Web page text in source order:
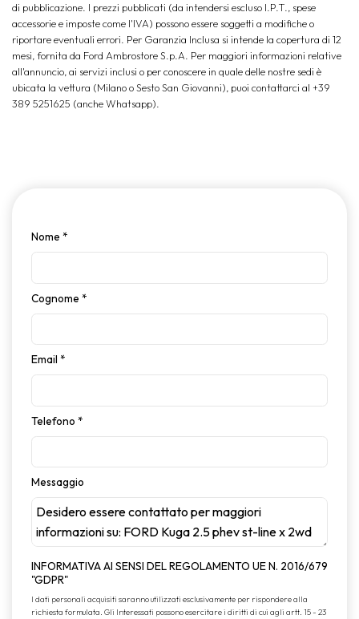
di pubblicazione. I prezzi pubblicati (da intendersi escluso I.P.T., spese
accessorie e imposte come l'IVA) possono essere soggetti a modifiche o
riportare eventuali errori. Per Garanzia Inclusa si intende la copertura di 12
mesi, fornita da Ford Ambrostore S.p.A. Per maggiori informazioni relative
all'annuncio, ai servizi inclusi o per conoscere in quale delle nostre sedi è
ubicata la vettura (Milano o Sesto San Giovanni), puoi contattarci al +39
389 5251625 (anche Whatsapp).
Nome *
Cognome *
Email *
Telefono *
Messaggio
INFORMATIVA AI SENSI DEL REGOLAMENTO UE N. 2016/679
"GDPR"
I dati personali acquisiti saranno utilizzati esclusivamente per rispondere alla
richiesta formulata. Gli Interessati possono esercitare i diritti di cui agli artt. 15 - 23